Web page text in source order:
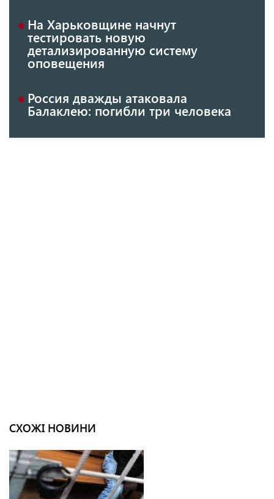
На Харьковщине начнут
тестировать новую
детализированную систему
оповещения
Россия дважды атаковала
Балаклею: погибли три человека
СХОЖІ НОВИНИ